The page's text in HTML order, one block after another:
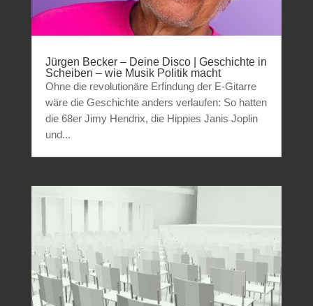
Jürgen Becker – Deine Disco | Geschichte in
Scheiben – wie Musik Politik macht
Ohne die revolutionäre Erfindung der E-Gitarre
wäre die Geschichte anders verlaufen: So hatten
die 68er Jimy Hendrix, die Hippies Janis Joplin
und...